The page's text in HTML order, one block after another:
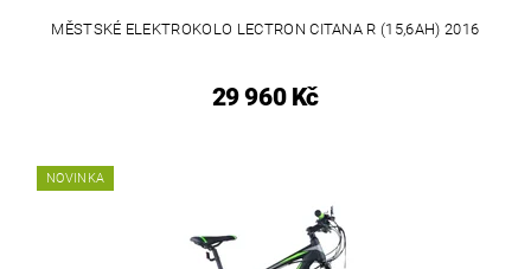
MĚSTSKÉ ELEKTROKOLO LECTRON CITANA R (15,6AH) 2016
29 960 Kč
NOVINKA